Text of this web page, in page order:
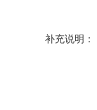
补充说明：